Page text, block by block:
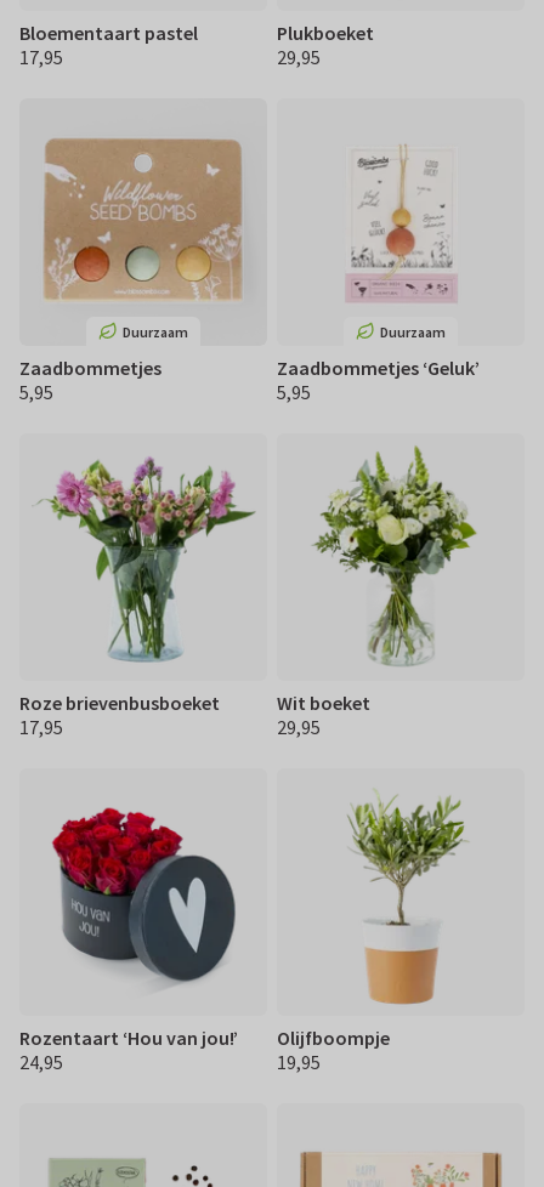
Bloementaart pastel
€ 17,95
17,95
Plukboeket
€ 29,95
29,95
Duurzaam
Zaadbommetjes
€ 5,95
5,95
Duurzaam
Zaadbommetjes ‘Geluk’
€ 5,95
5,95
Roze brievenbusboeket
€ 17,95
17,95
Wit boeket
€ 29,95
29,95
Rozentaart ‘Hou van jou!’
€ 24,95
24,95
Olijfboompje
€ 19,95
19,95